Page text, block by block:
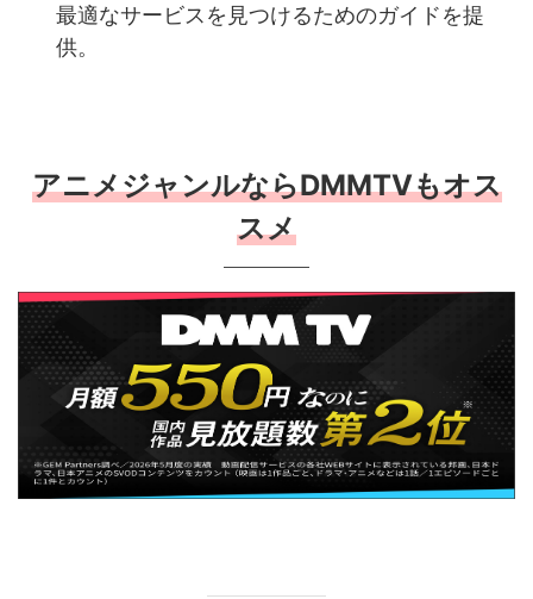
最適なサービスを見つけるためのガイドを提
供。
アニメジャンルならDMMTVもオス
スメ